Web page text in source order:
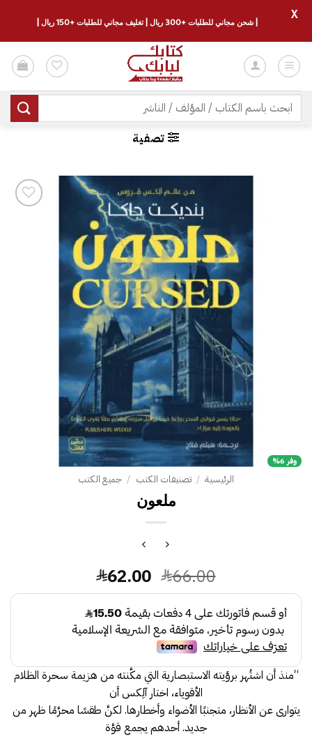
للمحتوى
البحث
عن:
تصفية
وفر 6%
الرئيسية / تصنيفات الكتب / جميع الكتب
ملعون
66.00 السعر
الأصلي
هو:
66.00.
62.00 السعر
الحالي
هو:
62.00.
“منذ أن اشتُهر برؤيته الاستبصارية التي مكَّنته من هزيمة سحرة الظلام
الأقوياء، اختار آلِكس أن
يتوارى عن الأنظار، متجنبًا الأضواء وأخطارها. لكنَّ طقسًا محرَّمًا ظهر من
جديد. أحدهم يجمع قوَّة
| شحن مجاني للطلبات +300 ريال | تغليف مجاني للطلبات +150 ريال |
X